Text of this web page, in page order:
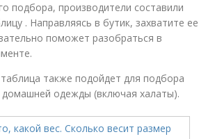
подбора, производители составили
. Направляясь в бутик, захватите ее
поможет разобраться в
также подойдет для подбора
одежды (включая халаты).